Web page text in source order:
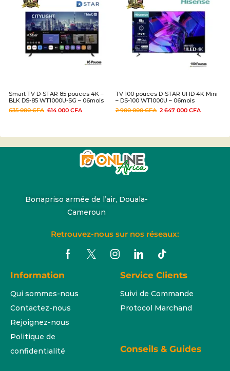
Smart TV D-STAR 85 pouces 4K –
BLK DS-85 WT1000U-SG – 06mois
635 000CFA 614 000 CFA
TV 100 pouces D-STAR UHD 4K Mini
– DS-100 WT1000U – 06mois
2 900 000CFA 2 647 000 CFA
Bonapriso armée de l’air, Douala-
Cameroun
Retrouvez-nous sur nos réseaux:
Information
Qui sommes-nous
Contactez-nous
Rejoignez-nous
Politique de
confidentialité
Service Clients
Suivi de Commande
Protocol Marchand
Conseils & Guides